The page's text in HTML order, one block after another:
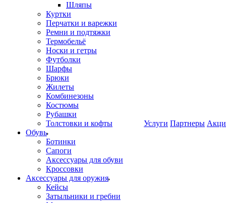
Шляпы
Куртки
Перчатки и варежки
Ремни и подтяжки
Термобельё
Носки и гетры
Футболки
Шарфы
Брюки
Жилеты
Комбинезоны
Костюмы
Рубашки
Толстовки и кофты
Обувь
Ботинки
Сапоги
Аксессуары для обуви
Кроссовки
Аксессуары для оружия
Кейсы
Затыльники и гребни
Услуги Партнеры